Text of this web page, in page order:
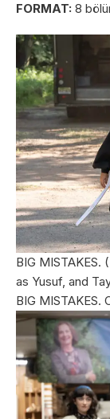
FORMAT: 8
BIG MISTAKES.
as Yusuf, and
BIG